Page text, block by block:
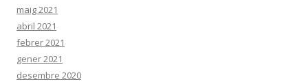
maig 2021
abril 2021
febrer 2021
gener 2021
desembre 2020